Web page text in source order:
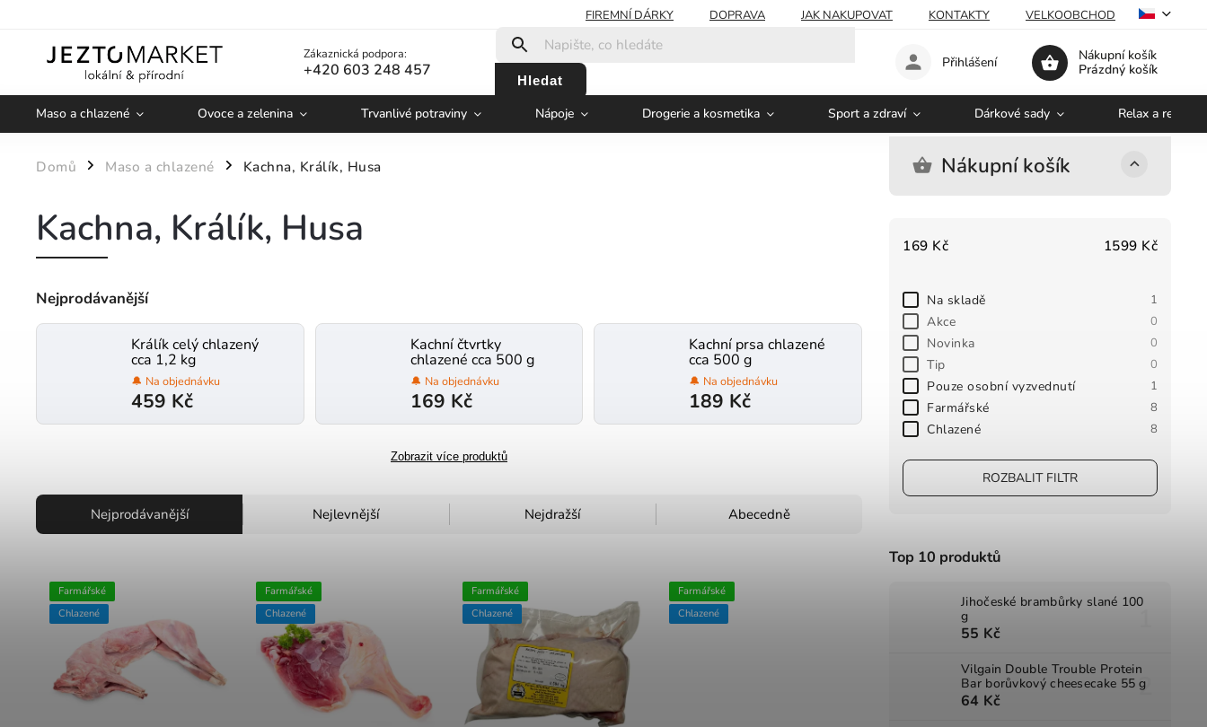
FIREMNÍ DÁRKY DOPRAVA JAK NAKUPOVAT KONTAKTY VELKOOBCHOD
Zákaznická podpora:
+420 603 248 457
Hledat
Nákupní košík
Prázdný košík
Přihlášení
Maso a chlazené Ovoce a zelenina Trvanlivé potraviny Nápoje Drogerie a kosmetika Sport a zdraví Dárkové sady Relax a
Domů / Maso a chlazené / Kachna, Králík, Husa Nákupní košík
169 Kč 1599 Kč
Na skladě 1
Akce 0
Novinka 0
Tip 0
Pouze osobní vyzvednutí 1
Farmářské 8
Chlazené 8
ROZBALIT FILTR
Top 10 produktů
Jihočeské brambůrky slané 100
g
55 Kč
Vilgain Double Trouble Protein
Bar borůvkový cheesecake 55 g
64 Kč
Kachna, Králík, Husa
Nejprodávanější
Králík celý chlazený
cca 1,2 kg
🔔 Na objednávku
459 Kč
Kachní čtvrtky
chlazené cca 500 g
🔔 Na objednávku
169 Kč
Kachní prsa chlazené
cca 500 g
🔔 Na objednávku
189 Kč
Zobrazit více produktů
Nejprodávanější Nejlevnější Nejdražší Abecedně
Farmářské
Chlazené
Farmářské
Chlazené
Farmářské
Chlazené
Farmářské
Chlazené